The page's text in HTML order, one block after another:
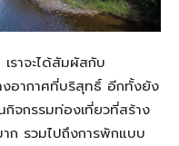
ราจะได้สัมผัสกับ
งอากาศที่บริสุทธิ์ อีกทั้งยัง
จกรรมท่องเที่ยวที่สร้าง
าก รวมไปถึงการพักแบบ